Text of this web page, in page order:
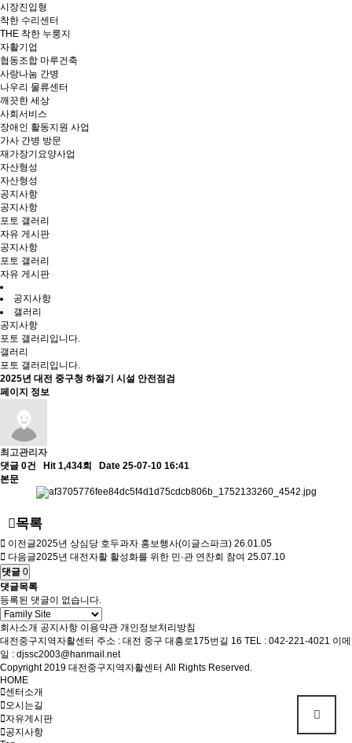
시장진입형
착한 수리센터
THE 착한 누룽지
자활기업
협동조합 마루건축
사랑나눔 간병
나우리 물류센터
깨끗한 세상
사회서비스
장애인 활동지원 사업
가사 간병 방문
재가장기요양사업
자산형성
자산형성
공지사항
공지사항
포토 갤러리
자유 게시판
공지사항
포토 갤러리
자유 게시판
공지사항
갤러리
공지사항
포토 갤러리입니다.
갤러리
포토 갤러리입니다.
2025년 대전 중구청 하절기 시설 안전점검
페이지 정보
최고관리자
댓글 0건
Hit 1,434회
Date 25-07-10 16:41
본문
목록
이전글2025년 상심당 호두과자 홍보행사(이글스파크) 26.01.05
다음글2025년 대전자활 활성화를 위한 민·관 연찬회 참여 25.07.10
댓글 0
댓글목록
등록된 댓글이 없습니다.
회사소개 공지사항 이용약관 개인정보처리방침
대전중구지역자활센터 주소 : 대전 중구 대흥로175번길 16 TEL : 042-221-4021 이메
일 : djssc2003@hanmail.net
Copyright 2019 대전중구지역자활센터 All Rights Reserved.
HOME
센터소개
오시는길
자유게시판
공지사항